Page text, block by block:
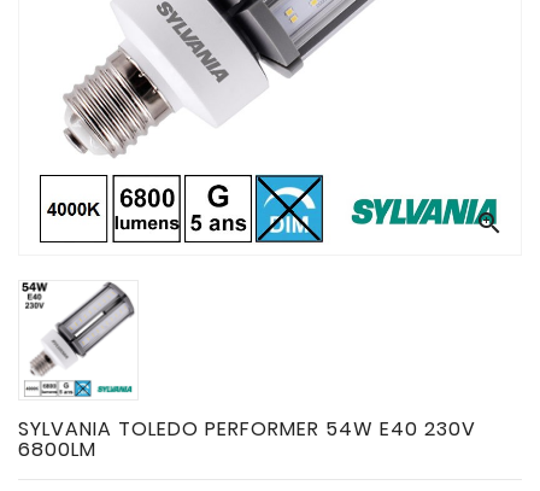
CONNECTES
ACCESSOIRES
ECLAIRAGES
SOLAIRES
FLUO-
TUBES
FLUORESCENTS
HALOGENE
/
INCAND

SYLVANIA TOLEDO PERFORMER 54W E40 230V
6800LM